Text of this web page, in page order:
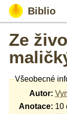
Biblio
Ze
Všeobecné
Autor:
Anotace: 10